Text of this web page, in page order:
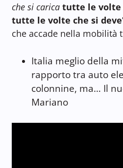
che si carica tutte le volte
tutte le volte che si deve
che accade nella mobilità
Italia meglio della
rapporto tra auto
colonnine, ma… Il
Mariano